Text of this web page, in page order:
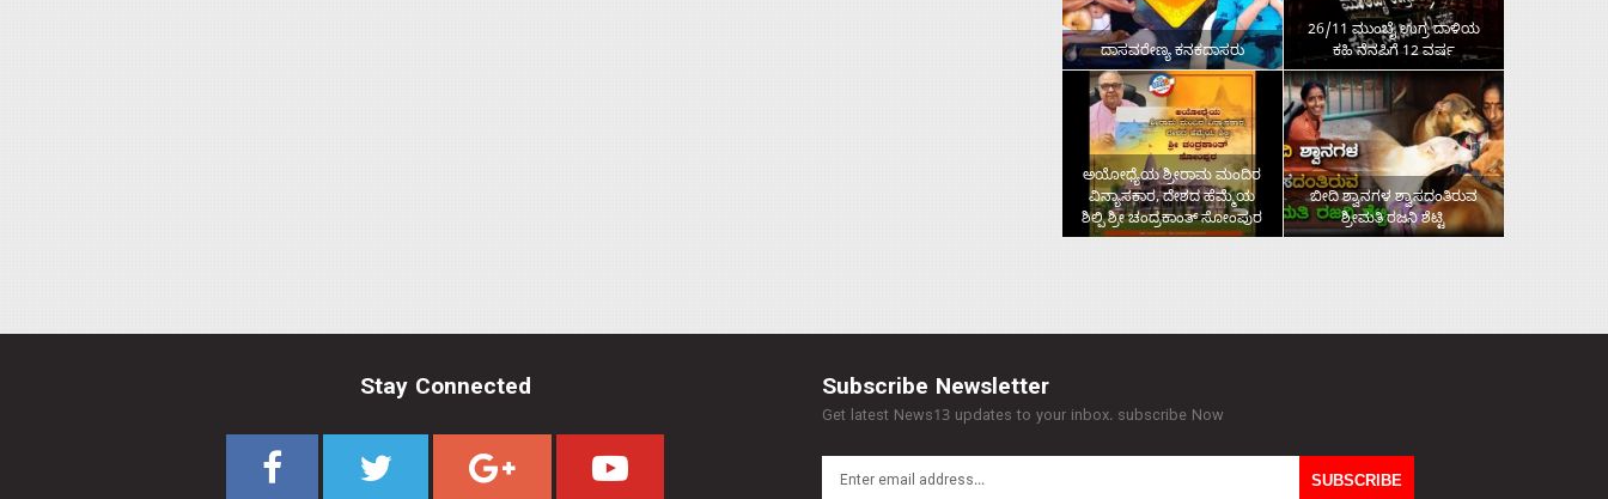
ದಾಸವರೇಣ್ಯ ಕನಕದಾಸರು
26/11 ಮುಂಬೈ ಉಗ್ರ ದಾಳಿಯ
ಕಹಿ ನೆನಪಿಗೆ 12 ವರ್ಷ
ಅಯೋಧ್ಯೆಯ ಶ್ರೀರಾಮ ಮಂದಿರ
ವಿನ್ಯಾಸಕಾರ, ದೇಶದ ಹೆಮ್ಮೆಯ
ಶಿಲ್ಪಿ ಶ್ರೀ ಚಂದ್ರಕಾಂತ್‌ ಸೋಂಪುರ
ಬೀದಿ ಶ್ವಾನಗಳ ಶ್ವಾಸದಂತಿರುವ
ಶ್ರೀಮತಿ ರಜನಿ ಶೆಟ್ಟಿ
Stay Connected Subscribe Newsletter
Get latest News13 updates to your inbox. subscribe Now